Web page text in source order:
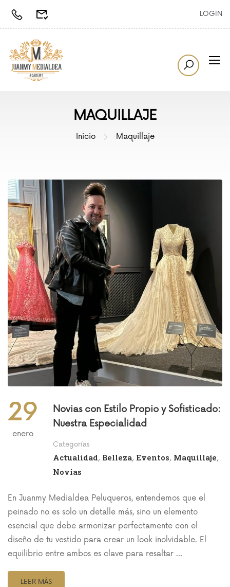
LOGIN
MAQUILLAJE
Inicio Maquillaje
29
enero
Novias con Estilo Propio y Sofisticado:
Nuestra Especialidad
Categorías
Actualidad, Belleza, Eventos, Maquillaje,
Novias
En Juanmy Medialdea Peluqueros, entendemos que el
peinado no es solo un detalle más, sino un elemento
esencial que debe armonizar perfectamente con el
diseño de tu vestido para crear un look inolvidable. El
equilibrio entre ambos es clave para resaltar …
LEER MÁS